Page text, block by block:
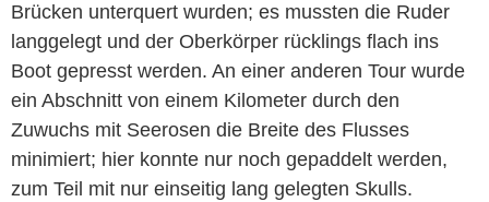
Brücken unterquert wurden; es mussten die Ruder
langgelegt und der Oberkörper rücklings flach ins
Boot gepresst werden. An einer anderen Tour wurde
ein Abschnitt von einem Kilometer durch den
Zuwuchs mit Seerosen die Breite des Flusses
minimiert; hier konnte nur noch gepaddelt werden,
zum Teil mit nur einseitig lang gelegten Skulls.